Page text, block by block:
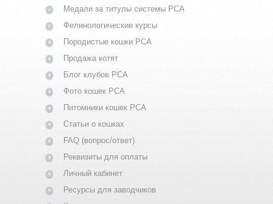
Медали за титулы системы PCA
Фелинологические курсы
Породистые кошки PCA
Продажа котят
Блог клубов PCA
Фото кошек PCA
Питомники кошек PCA
Статьи о кошках
FAQ (вопрос/ответ)
Реквизиты для оплаты
Личный кабинет
Ресурсы для заводчиков